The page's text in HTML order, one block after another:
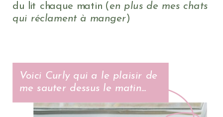
du lit chaque matin (en plus de mes chats
qui réclament à manger)
Voici Curly qui a le plaisir de
me sauter dessus le matin...